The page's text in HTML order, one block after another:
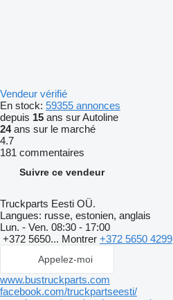
Vendeur vérifié
En stock: 59355 annonces
depuis 15 ans sur Autoline
24ans sur le marché
4.7
181 commentaires
Suivre ce vendeur
Truckparts Eesti OÜ.
Langues: russe, estonien, anglais
Lun. - Ven. 08:30 - 17:00
+372 5650... Montrer +372 5650 4299
Appelez-moi
www.bustruckparts.com
facebook.com/truckpartseesti/